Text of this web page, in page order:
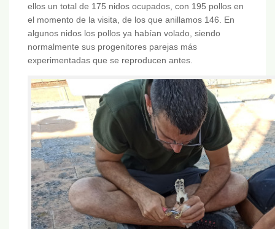
ellos un total de 175 nidos ocupados, con 195 pollos en
el momento de la visita, de los que anillamos 146. En
algunos nidos los pollos ya habían volado, siendo
normalmente sus progenitores parejas más
experimentadas que se reproducen antes.